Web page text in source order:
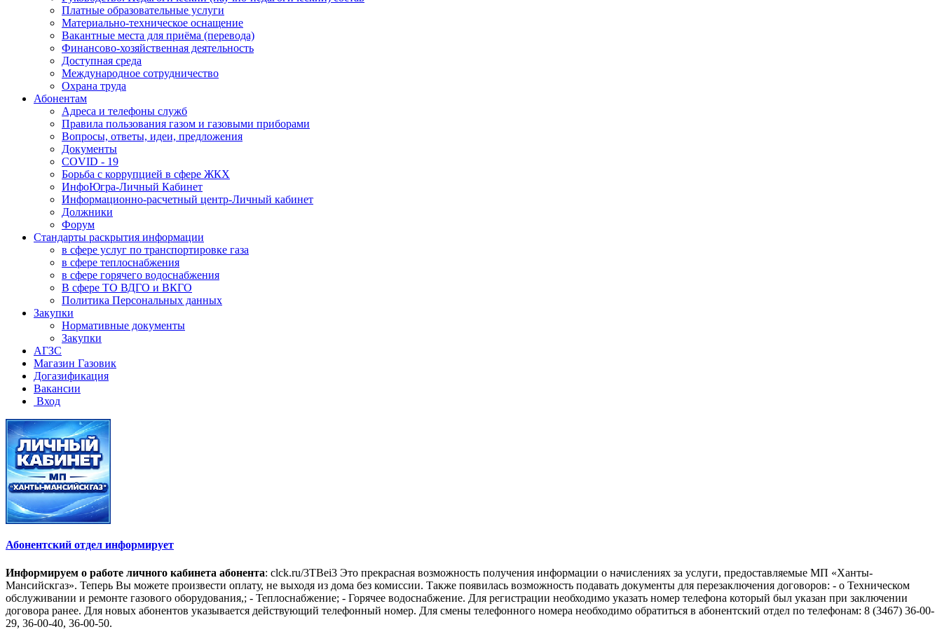
Платные образовательные услуги
Материально-техническое оснащение
Вакантные места для приёма (перевода)
Финансово-хозяйственная деятельность
Доступная среда
Международное сотрудничество
Охрана труда
Абонентам
Адреса и телефоны служб
Правила пользования газом и газовыми приборами
Вопросы, ответы, идеи, предложения
Документы
COVID - 19
Борьба с коррупцией в сфере ЖКХ
ИнфоЮгра-Личный Кабинет
Информационно-расчетный центр-Личный кабинет
Должники
Форум
Стандарты раскрытия информации
в сфере услуг по транспортировке газа
в сфере теплоснабжения
в сфере горячего водоснабжения
В сфере ТО ВДГО и ВКГО
Политика Персональных данных
Закупки
Нормативные документы
Закупки
АГЗС
Магазин Газовик
Догазификация
Вакансии
Вход
Абонентский отдел информирует
Информируем о работе личного кабинета абонента: clck.ru/3TBei3 Это прекрасная возможность получения информации о начислениях за услуги, предоставляемые МП «Ханты-
Мансийскгаз». Теперь Вы можете произвести оплату, не выходя из дома без комиссии. Также появилась возможность подавать документы для перезаключения договоров: - о Техническом
обслуживании и ремонте газового оборудования,; - Теплоснабжение; - Горячее водоснабжение. Для регистрации необходимо указать номер телефона который был указан при заключении
договора ранее. Для новых абонентов указывается действующий телефонный номер. Для смены телефонного номера необходимо обратиться в абонентский отдел по телефонам: 8 (3467) 36-00-
29, 36-00-40, 36-00-50.